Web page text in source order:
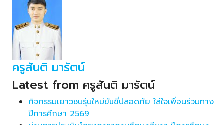
ครูสันติ มารัตน์
Latest from ครูสันติ มารัตน์
กิจกรรมเยาวชนรุ่นใหม่ขับขี่ปลอดภัย ใส่ใจเพื่อนร่วมทาง
ปีการศึกษา 2569